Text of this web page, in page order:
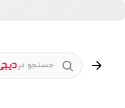
جستجو در